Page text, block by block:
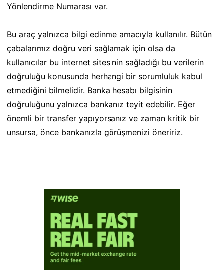
Yönlendirme Numarası var.
Bu araç yalnızca bilgi edinme amacıyla kullanılır. Bütün
çabalarımız doğru veri sağlamak için olsa da
kullanıcılar bu internet sitesinin sağladığı bu verilerin
doğruluğu konusunda herhangi bir sorumluluk kabul
etmediğini bilmelidir. Banka hesabı bilgisinin
doğruluğunu yalnızca bankanız teyit edebilir. Eğer
önemli bir transfer yapıyorsanız ve zaman kritik bir
unsursa, önce bankanızla görüşmenizi öneririz.